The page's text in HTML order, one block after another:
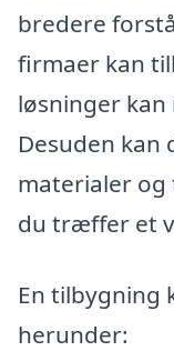
bredere
firmaer kan
løsninger kan
Desuden kan
materialer og
du træffer et
En tilbygning
herunder: